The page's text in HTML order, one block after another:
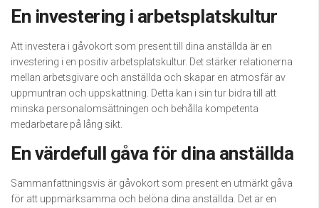
En investering i arbetsplatskultur
Att investera i gåvokort som present till dina anställda är en
investering i en positiv arbetsplatskultur. Det stärker relationerna
mellan arbetsgivare och anställda och skapar en atmosfär av
uppmuntran och uppskattning. Detta kan i sin tur bidra till att
minska personalomsättningen och behålla kompetenta
medarbetare på lång sikt.
En värdefull gåva för dina anställda
Sammanfattningsvis är gåvokort som present en utmärkt gåva
för att uppmärksamma och belöna dina anställda. Det är en